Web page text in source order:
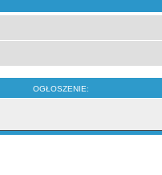
OGŁOSZENIE: